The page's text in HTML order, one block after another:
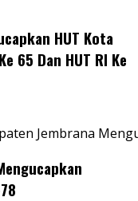
HUT Kota
65 Dan HUT RI Ke
Jembrana